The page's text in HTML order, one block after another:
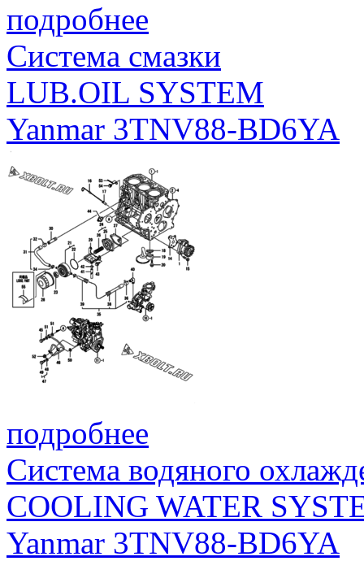
подробнее
Система смазки
LUB.OIL SYSTEM
Yanmar 3TNV88-BD6YA
подробнее
Система водяного
COOLING WATER
Yanmar 3TNV88-BD6YA